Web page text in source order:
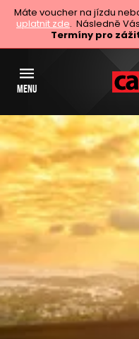
Máte voucher na jízdu
uplatnit zde. Následně
Termíny pro
MENU